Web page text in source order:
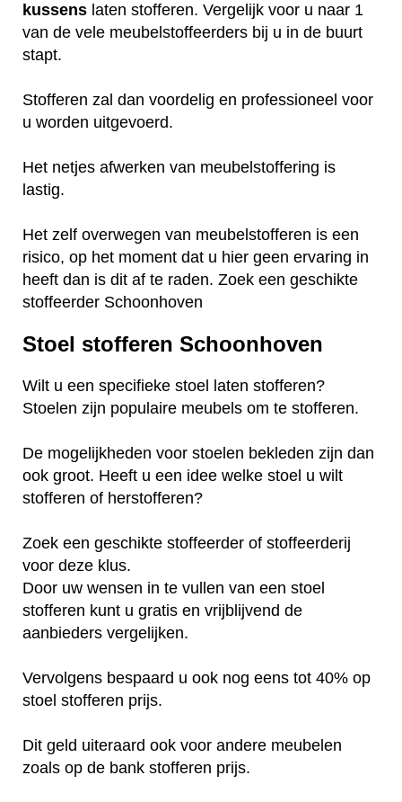
kussens laten stofferen. Vergelijk voor u naar 1
van de vele meubelstoffeerders bij u in de buurt
stapt.
Stofferen zal dan voordelig en professioneel voor
u worden uitgevoerd.
Het netjes afwerken van meubelstoffering is
lastig.
Het zelf overwegen van meubelstofferen is een
risico, op het moment dat u hier geen ervaring in
heeft dan is dit af te raden. Zoek een geschikte
stoffeerder Schoonhoven
Stoel stofferen Schoonhoven
Wilt u een specifieke stoel laten stofferen?
Stoelen zijn populaire meubels om te stofferen.
De mogelijkheden voor stoelen bekleden zijn dan
ook groot. Heeft u een idee welke stoel u wilt
stofferen of herstofferen?
Zoek een geschikte stoffeerder of stoffeerderij
voor deze klus.
Door uw wensen in te vullen van een stoel
stofferen kunt u gratis en vrijblijvend de
aanbieders vergelijken.
Vervolgens bespaard u ook nog eens tot 40% op
stoel stofferen prijs.
Dit geld uiteraard ook voor andere meubelen
zoals op de bank stofferen prijs.